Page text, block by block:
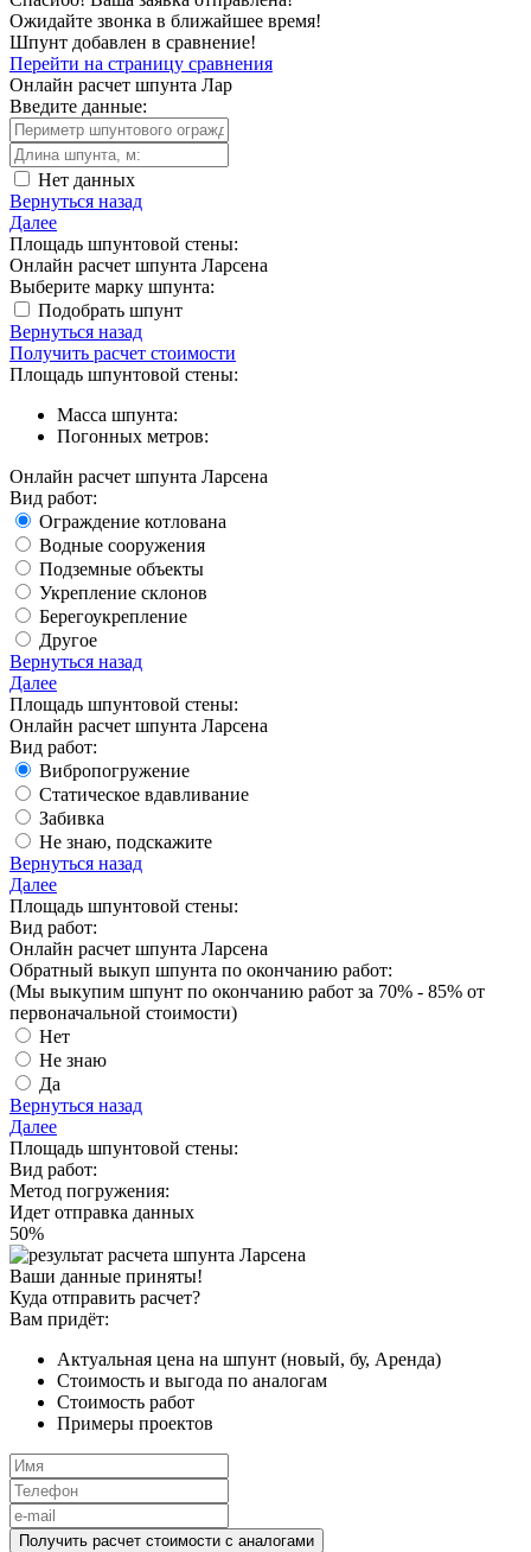
Ожидайте звонка в ближайшее время!
Шпунт добавлен в сравнение!
Перейти на страницу сравнения
Онлайн расчет шпунта Лар
Введите данные:
Нет данных
Вернуться назад
Далее
Площадь шпунтовой стены:
Онлайн расчет шпунта Ларсена
Выберите марку шпунта:
Подобрать шпунт
Вернуться назад
Получить расчет стоимости
Площадь шпунтовой стены:
Масса шпунта:
Погонных метров:
Онлайн расчет шпунта Ларсена
Вид работ:
Ограждение котлована
Водные сооружения
Подземные объекты
Укрепление склонов
Берегоукрепление
Другое
Вернуться назад
Далее
Площадь шпунтовой стены:
Онлайн расчет шпунта Ларсена
Вид работ:
Вибропогружение
Статическое вдавливание
Забивка
Не знаю, подскажите
Вернуться назад
Далее
Площадь шпунтовой стены:
Вид работ:
Онлайн расчет шпунта Ларсена
Обратный выкуп шпунта по окончанию работ:
(Мы выкупим шпунт по окончанию работ за 70% - 85% от
первоначальной стоимости)
Нет
Не знаю
Да
Вернуться назад
Далее
Площадь шпунтовой стены:
Вид работ:
Метод погружения:
Идет отправка данных
50%
Ваши данные приняты!
Куда отправить расчет?
Вам придёт:
Актуальная цена на шпунт (новый, бу, Аренда)
Стоимость и выгода по аналогам
Стоимость работ
Примеры проектов
Получить расчет стоимости c аналогами